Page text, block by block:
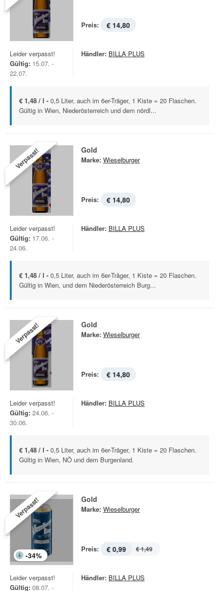
Preis: € 14,80
Leider verpasst!
Gültig: 15.07. -
22.07.
Händler: BILLA PLUS
€ 1,48 / l - 0,5 Liter, auch im 6er-Träger, 1 Kiste = 20 Flaschen.
Gültig in Wien, Niederösterreich und dem nördl...
Verpasst! Gold
Marke: Wieselburger
Preis: € 14,80
Leider verpasst!
Gültig: 17.06. -
24.06.
Händler: BILLA PLUS
€ 1,48 / l - 0,5 Liter, auch im 6er-Träger, 1 Kiste = 20 Flaschen.
Gültig in Wien, und dem Niederösterreich Burg...
Verpasst! Gold
Marke: Wieselburger
Preis: € 14,80
Leider verpasst!
Gültig: 24.06. -
30.06.
Händler: BILLA PLUS
€ 1,48 / l - 0,5 Liter, auch im 6er-Träger, 1 Kiste = 20 Flaschen.
Gültig in Wien, NÖ und dem Burgenland.
Verpasst!
-34%
Gold
Marke: Wieselburger
Preis: € 0,99 € 1,49
Leider verpasst!
Gültig: 08.07. -
Händler: BILLA PLUS